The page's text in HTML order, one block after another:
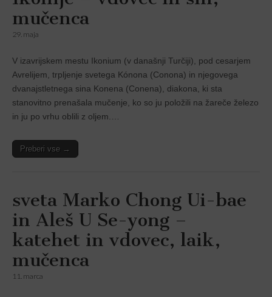
mučenca
29. maja
V izavrijskem mestu Ikonium (v današnji Turčiji), pod cesarjem
Avrelijem, trpljenje svetega Kónona (Conona) in njegovega
dvanajstletnega sina Konena (Conena), diakona, ki sta
stanovitno prenašala mučenje, ko so ju položili na žareče železo
in ju po vrhu oblili z oljem.…
Preberi vse →
sveta Marko Chong Ui-bae
in Aleš U Se-yong –
katehet in vdovec, laik,
mučenca
11. marca